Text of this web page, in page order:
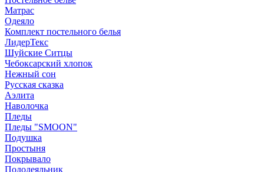
Матрас
Одеяло
Комплект постельного белья
ЛидерТекс
Шуйские Ситцы
Чебоксарский хлопок
Нежный сон
Русская сказка
Аэлита
Наволочка
Пледы
Пледы "SMOON"
Подушка
Простыня
Покрывало
Пододеяльник